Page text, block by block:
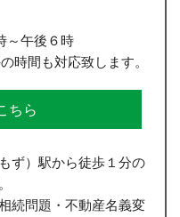
～午後６時
時間も対応致します。
ちら
ず）駅から徒歩１分の
続問題・不動産名義変